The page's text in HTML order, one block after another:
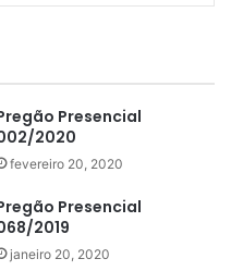
Presencial
2020
fevereiro 20, 2020
Presencial
2019
janeiro 20, 2020